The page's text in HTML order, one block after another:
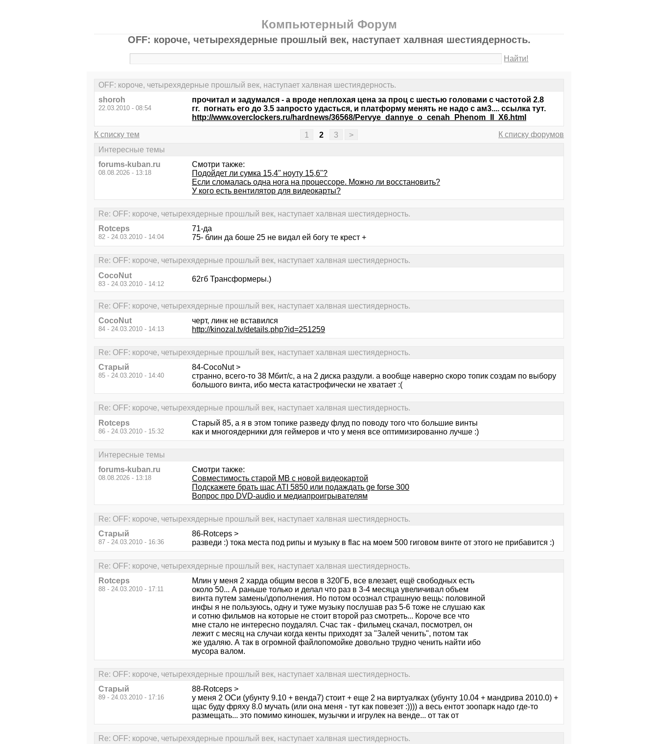
Компьютерный Форум
OFF: короче, четырехядерные прошлый век, наступает халвная шестиядерность.
Найти!
OFF: короче, четырехядерные прошлый век, наступает халвная шестиядерность.
shoroh
22.03.2010 - 08:54
прочитал и задумался - а вроде неплохая цена за проц с шестью головами с частотой 2.8
гг. погнать его до 3.5 запросто удасться, и платформу менять не надо с ам3.... ссылка тут.
http://www.overclockers.ru/hardnews/36568/Pervye_dannye_o_cenah_Phenom_II_X6.html
К списку тем 1 2 3 >
К списку форумов
Интересные темы
forums-kuban.ru
08.08.2026 - 13:18
Смотри также:
Подойдет ли сумка 15,4" ноуту 15,6"?
Если сломалась одна нога на процессоре. Можно ли восстановить?
У кого есть вентилятор для видеокарты?
Re: OFF: короче, четырехядерные прошлый век, наступает халвная шестиядерность.
Rotceps
82 - 24.03.2010 - 14:04
71-да
75- блин да боше 25 не видал ей богу те крест +
Re: OFF: короче, четырехядерные прошлый век, наступает халвная шестиядерность.
CocoNut
83 - 24.03.2010 - 14:12
62гб Трансформеры.)
Re: OFF: короче, четырехядерные прошлый век, наступает халвная шестиядерность.
CocoNut
84 - 24.03.2010 - 14:13
черт, линк не вставился
http://kinozal.tv/details.php?id=251259
Re: OFF: короче, четырехядерные прошлый век, наступает халвная шестиядерность.
Старый
85 - 24.03.2010 - 14:40
84-CocoNut >
странно, всего-то 38 Мбит/с, а на 2 диска раздули. а вообще наверно скоро топик создам по выбору
большого винта, ибо места катастрофически не хватает :(
Re: OFF: короче, четырехядерные прошлый век, наступает халвная шестиядерность.
Rotceps
86 - 24.03.2010 - 15:32
Старый 85, а я в этом топике разведу флуд по поводу того что большие винты
как и многоядерники для геймеров и что у меня все оптимизированно лучше :)
Интересные темы
forums-kuban.ru
08.08.2026 - 13:18
Смотри также:
Совместимость старой МВ с новой видеокартой
Подскажете брать щас ATI 5850 или подаждать ge forse 300
Вопрос про DVD-audio и медиапроигрывателям
Re: OFF: короче, четырехядерные прошлый век, наступает халвная шестиядерность.
Старый
87 - 24.03.2010 - 16:36
86-Rotceps >
разведи :) тока места под рипы и музыку в flac на моем 500 гиговом винте от этого не прибавится :)
Re: OFF: короче, четырехядерные прошлый век, наступает халвная шестиядерность.
Rotceps
88 - 24.03.2010 - 17:11
Млин у меня 2 харда общим весов в 320ГБ, все влезает, ещё свободных есть
около 50... А раньше только и делал что раз в 3-4 месяца увеличивал объем
винта путем замены\дополнения. Но потом осознал страшную вещь: половиной
инфы я не пользуюсь, одну и туже музыку послушав раз 5-6 тоже не слушаю как
и сотню фильмов на которые не стоит второй раз смотреть... Короче все что
мне стало не интересно поудалял. Счас так - фильмец скачал, посмотрел, он
лежит с месяц на случаи когда кенты приходят за "Залей ченить", потом так
же удаляю. А так в огромной файлопомойке довольно трудно ченить найти ибо
мусора валом.
Re: OFF: короче, четырехядерные прошлый век, наступает халвная шестиядерность.
Старый
89 - 24.03.2010 - 17:16
88-Rotceps >
у меня 2 ОСи (убунту 9.10 + венда7) стоит + еще 2 на виртуалках (убунту 10.04 + мандрива 2010.0) +
щас буду фряху 8.0 мучать (или она меня - тут как повезет :)))) а весь ентот зоопарк надо где-то
размещать... это помимо киношек, музычки и игрулек на венде... от так от
Re: OFF: короче, четырехядерные прошлый век, наступает халвная шестиядерность.